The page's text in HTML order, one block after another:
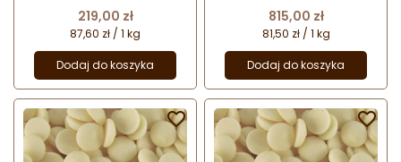
Cena
219,00 zł
87,60 zł / 1 kg
Dodaj do koszyka
Cena
815,00 zł
81,50 zł / 1 kg
Dodaj do koszyka
 